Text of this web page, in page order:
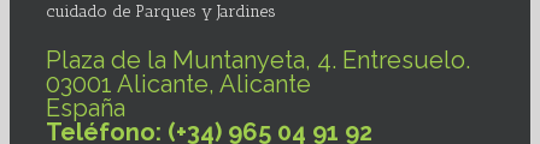
cuidado de Parques y Jardines
Plaza de la Muntanyeta, 4. Entresuelo.
03001 Alicante, Alicante
España
Teléfono: (+34) 965 04 91 92